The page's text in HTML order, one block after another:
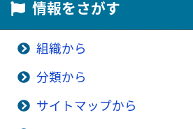
情報をさがす
組織から
分類から
サイトマップから